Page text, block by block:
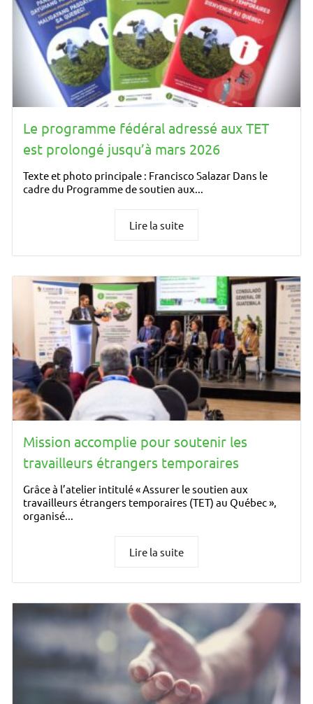
Le programme fédéral adressé aux TET
est prolongé jusqu’à mars 2026
Texte et photo principale : Francisco Salazar Dans le
cadre du Programme de soutien aux...
Lire la suite
Mission accomplie pour soutenir les
travailleurs étrangers temporaires
Grâce à l’atelier intitulé « Assurer le soutien aux
travailleurs étrangers temporaires (TET) au Québec »,
organisé...
Lire la suite